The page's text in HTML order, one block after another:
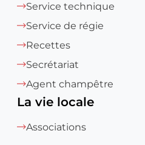
Service technique
Service de régie
Recettes
Secrétariat
Agent champêtre
La vie locale
Associations